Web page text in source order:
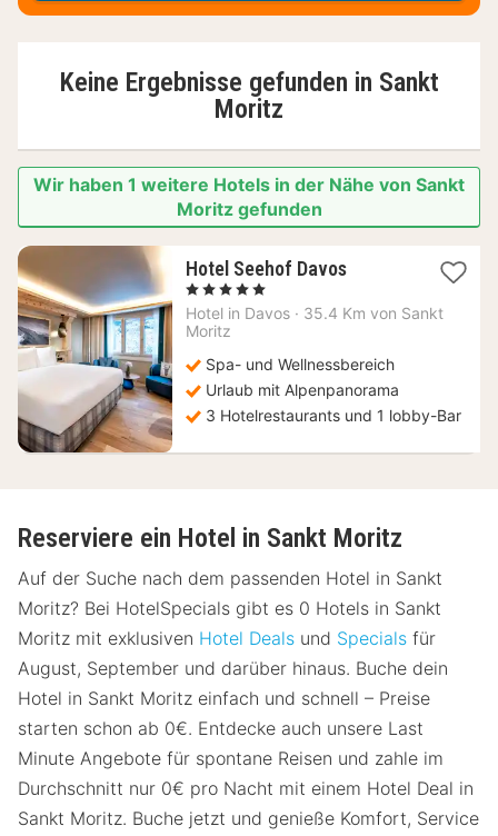
Keine Ergebnisse gefunden in Sankt
Moritz
Wir haben 1 weitere Hotels in der Nähe von Sankt
Moritz gefunden
Hotel Seehof Davos1
ab
, 5 Sterne
Hotel in Davos · 35.4 Km von Sankt
Moritz
Spa- und Wellnessbereich
Urlaub mit Alpenpanorama
3 Hotelrestaurants und 1 lobby-Bar
Reserviere ein Hotel in Sankt Moritz
Auf der Suche nach dem passenden Hotel in Sankt
Moritz? Bei HotelSpecials gibt es 0 Hotels in Sankt
Moritz mit exklusiven Hotel Deals und Specials für
August, September und darüber hinaus. Buche dein
Hotel in Sankt Moritz einfach und schnell – Preise
starten schon ab 0€. Entdecke auch unsere Last
Minute Angebote für spontane Reisen und zahle im
Durchschnitt nur 0€ pro Nacht mit einem Hotel Deal in
Sankt Moritz. Buche jetzt und genieße Komfort, Service